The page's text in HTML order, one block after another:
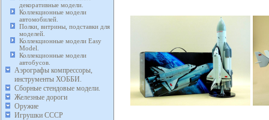
декоративные модели.
Коллекционные модели
автомобилей.
Полки, витрины, подставки для
моделей.
Коллекционные модели Easy
Model.
Коллекционные модели
автобусов.
Аэрографы компрессоры,
инструменты ХОББИ.
Сборные стендовые модели.
Железные дороги
Оружие
Игрушки СССР